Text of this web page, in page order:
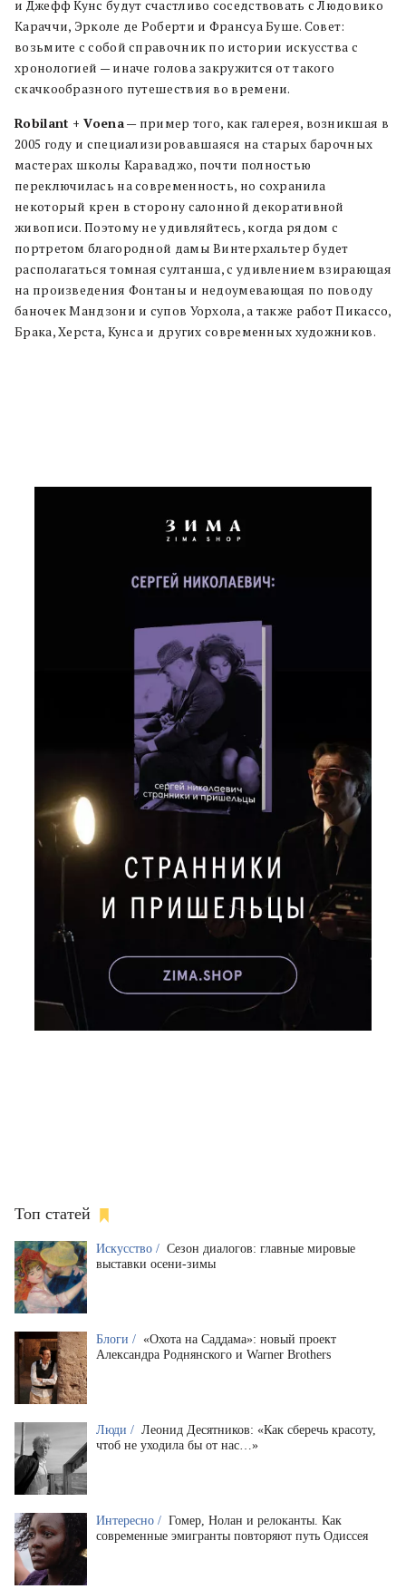
и Джефф Кунс будут счастливо соседствовать с Людовико
Караччи, Эрколе де Роберти и Франсуа Буше. Совет:
возьмите с собой справочник по истории искусства с
хронологией — иначе голова закружится от такого
скачкообразного путешествия во времени.
Robilant + Voena— пример того, как галерея, возникшая в
2005 году и специализировавшаяся на старых барочных
мастерах школы Караваджо, почти полностью
переключилась на современность, но сохранила
некоторый крен в сторону салонной декоративной
живописи. Поэтому не удивляйтесь, когда рядом с
портретом благородной дамы Винтерхальтер будет
располагаться томная султанша, с удивлением взирающая
на произведения Фонтаны и недоумевающая по поводу
баночек Мандзони и супов Уорхола, а также работ Пикассо,
Брака, Херста, Кунса и других современных художников.
Топ статей
Искусство / Сезон диалогов: главные мировые
выставки осени-зимы
Блоги / «Охота на Саддама»: новый проект
Александра Роднянского и Warner Brothers
Люди / Леонид Десятников: «Как сберечь красоту,
чтоб не уходила бы от нас…»
Интересно / Гомер, Нолан и релоканты. Как
современные эмигранты повторяют путь Одиссея